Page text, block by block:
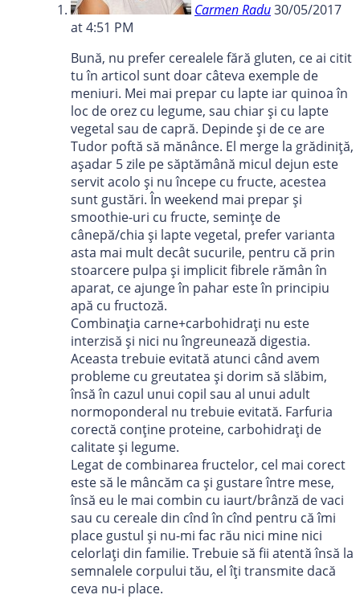
Carmen Radu30/05/2017
at 4:51 PM
Bună, nu prefer cerealele fără gluten, ce ai citit
tu în articol sunt doar câteva exemple de
meniuri. Mei mai prepar cu lapte iar quinoa în
loc de orez cu legume, sau chiar și cu lapte
vegetal sau de capră. Depinde și de ce are
Tudor poftă să mănânce. El merge la grădiniță,
așadar 5 zile pe săptămână micul dejun este
servit acolo și nu începe cu fructe, acestea
sunt gustări. În weekend mai prepar și
smoothie-uri cu fructe, semințe de
cânepă/chia și lapte vegetal, prefer varianta
asta mai mult decât sucurile, pentru că prin
stoarcere pulpa și implicit fibrele rămân în
aparat, ce ajunge în pahar este în principiu
apă cu fructoză.
Combinația carne+carbohidrați nu este
interzisă și nici nu îngreunează digestia.
Aceasta trebuie evitată atunci când avem
probleme cu greutatea și dorim să slăbim,
însă în cazul unui copil sau al unui adult
normoponderal nu trebuie evitată. Farfuria
corectă conține proteine, carbohidrați de
calitate și legume.
Legat de combinarea fructelor, cel mai corect
este să le mâncăm ca și gustare între mese,
însă eu le mai combin cu iaurt/brânză de vaci
sau cu cereale din cînd în cînd pentru că îmi
place gustul și nu-mi fac rău nici mine nici
celorlați din familie. Trebuie să fii atentă însă la
semnalele corpului tău, el îți transmite dacă
ceva nu-i place.